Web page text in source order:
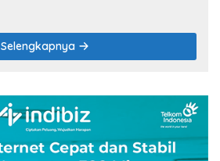
Selengkapnya